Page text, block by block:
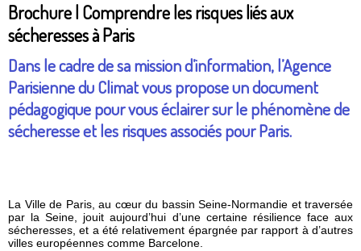
Brochure | Comprendre les risques liés aux
sécheresses à Paris
Dans le cadre de sa mission d’information, l’Agence
Parisienne du Climat vous propose un document
pédagogique pour vous éclairer sur le phénomène de
sécheresse et les risques associés pour Paris.
La Ville de Paris, au cœur du bassin Seine-Normandie et traversée
par la Seine, jouit aujourd’hui d’une certaine résilience face aux
sécheresses, et a été relativement épargnée par rapport à d’autres
villes européennes comme Barcelone.